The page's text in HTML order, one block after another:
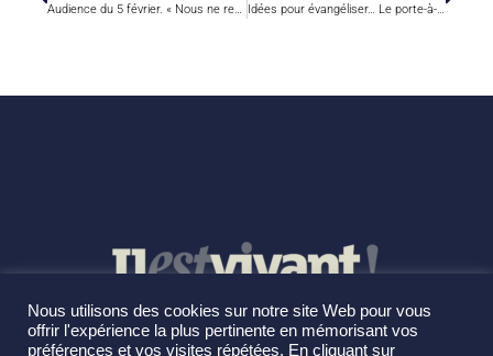
Audience du 5 février. « Nous ne remercierons jamais assez le Seigneur pour le don qu’il nous a fait avec l’Eucharistie ! » Idées pour évangéliser… Le porte-à-porte
Nous utilisons des cookies sur notre site Web pour vous
offrir l'expérience la plus pertinente en mémorisant vos
préférences et vos visites répétées. En cliquant sur